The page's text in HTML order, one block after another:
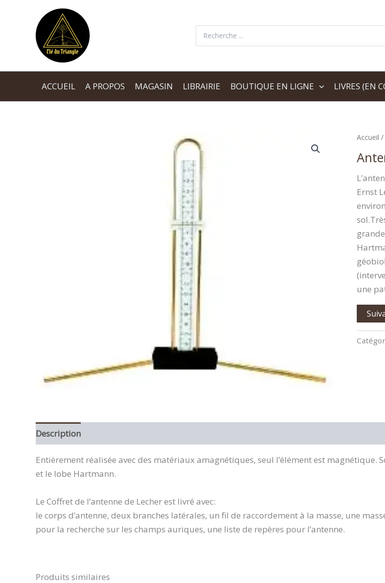
ACCUEIL A PROPOS MAGASIN LIBRAIRIE BOUTIQUE EN LIGNE LIVRES (EN
Accueil /
Ernst
une
Description
Entièrement réalisée avec des matériaux amagnétiques, seul l’élément est
et le lobe Hartmann.
Le Coffret de l’antenne de Lecher est livré avec:
le corps d’antenne, deux branches latérales, un fil de raccordement à la masse, une
pour la recherche sur les champs auriques, une liste de repères pour l’antenne.
Produits similaires